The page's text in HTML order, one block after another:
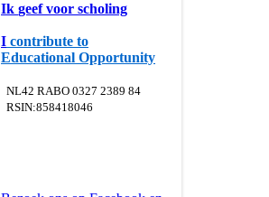
Ik geef voor scholing
I contribute to
Educational Opportunity
NL42 RABO 0327 2389 84
RSIN:858418046